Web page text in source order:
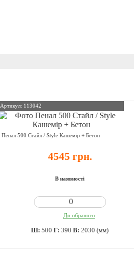
Артикул: 113042
Пенал 500 Стайл / Style Кашемір + Бетон
4545 грн.
В наявності
До обраного
Ш:500 Г:390 В:2030 (мм)